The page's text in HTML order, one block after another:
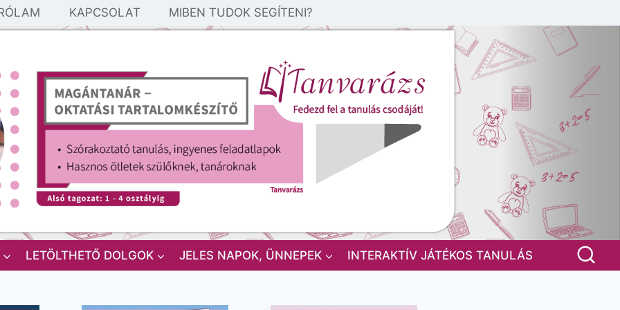
KAPCSOLAT MIBEN TUDOK SEGÍTENI?
LETÖLTHETŐ DOLGOK JELES NAPOK, ÜNNEPEK INTERAKTÍV JÁTÉKOS TANULÁS